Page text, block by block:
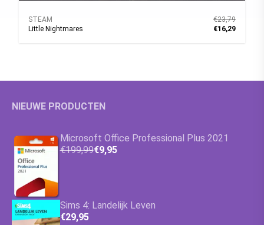
STEAM
Little Nightmares
€23,79
€16,29
NIEUWE PRODUCTEN
Microsoft Office Professional Plus 2021
€199,99€9,95
Sims 4: Landelijk Leven
€29,95